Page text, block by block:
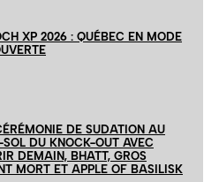
XP 2026 : QUÉBEC EN MODE
DE SUDATION AU
SOL DU KNOCK-OUT AVEC
DEMAIN, BHATT, GROS
MORT ET APPLE OF BASILISK